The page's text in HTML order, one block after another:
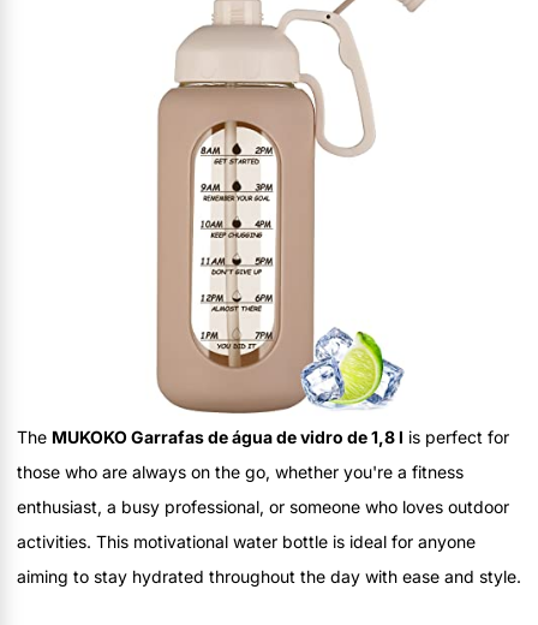
The MUKOKO Garrafas de água de vidro de 1,8 l is perfect for
those who are always on the go, whether you're a fitness
enthusiast, a busy professional, or someone who loves outdoor
activities. This motivational water bottle is ideal for anyone
aiming to stay hydrated throughout the day with ease and style.